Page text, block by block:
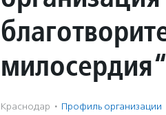
Краснодар · Профиль организации